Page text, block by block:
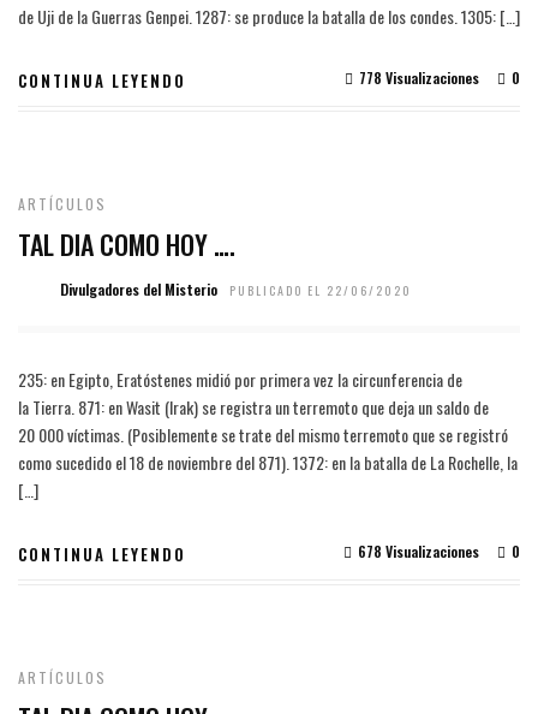
de Uji de la Guerras Genpei. 1287: se produce la batalla de los condes. 1305: […]
CONTINUA LEYENDO 0
778 Visualizaciones
ARTÍCULOS
TAL DIA COMO HOY ….
Divulgadores del Misterio PUBLICADO EL 22/06/2020
235: en Egipto, Eratóstenes midió por primera vez la circunferencia de
la Tierra. 871: en Wasit (Irak) se registra un terremoto que deja un saldo de
20 000 víctimas. (Posiblemente se trate del mismo terremoto que se registró
como sucedido el 18 de noviembre del 871). 1372: en la batalla de La Rochelle, la
[…]
CONTINUA LEYENDO 0
678 Visualizaciones
ARTÍCULOS